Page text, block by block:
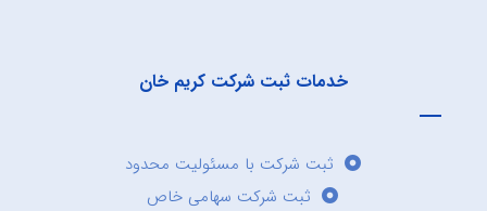
خدمات ثبت شرکت کریم خان
ثبت شرکت با مسئولیت محدود
ثبت شرکت سهامی خاص